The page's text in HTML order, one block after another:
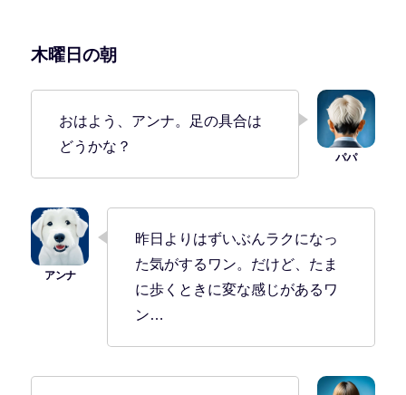
木曜日の朝
おはよう、アンナ。足の具合は
どうかな？
昨日よりはずいぶんラクになっ
た気がするワン。だけど、たま
に歩くときに変な感じがあるワ
ン…